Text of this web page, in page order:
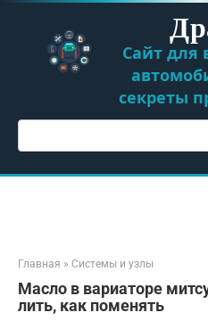
Перейти
контенту
Сайт для
секреты
Поиск:
Главная » Системы и узлы
Масло в вариаторе
лить, как поменять